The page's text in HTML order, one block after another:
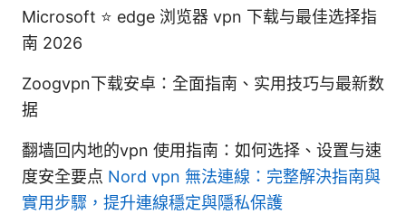
Microsoft ⭐ edge 浏览器 vpn 下载与最佳选择指
南 2026
Zoogvpn下载安卓：全面指南、实用技巧与最新数
据
翻墙回内地的vpn 使用指南：如何选择、设置与速
度安全要点 Nord vpn 無法連線：完整解決指南與
實用步驟，提升連線穩定與隱私保護